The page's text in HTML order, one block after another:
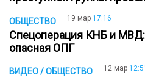
ОБЩЕСТВО 19 мар 17:16
Спецоперация КНБ и
опасная ОПГ
ВИДЕО / ОБЩЕСТВО 12 мар